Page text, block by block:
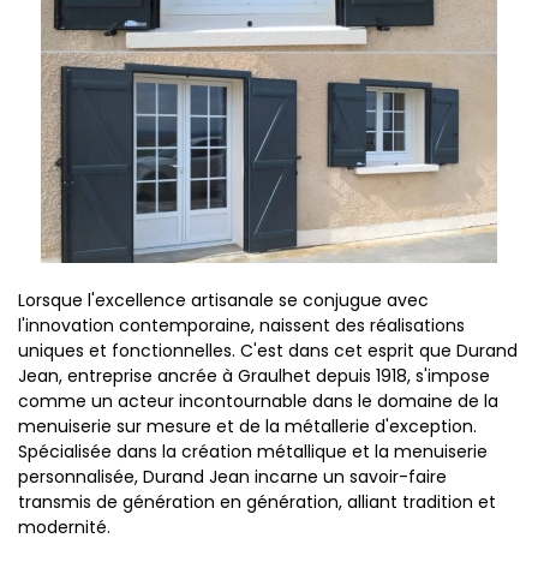
Lorsque l'excellence artisanale se conjugue avec
l'innovation contemporaine, naissent des réalisations
uniques et fonctionnelles. C'est dans cet esprit que Durand
Jean, entreprise ancrée à Graulhet depuis 1918, s'impose
comme un acteur incontournable dans le domaine de la
menuiserie sur mesure et de la métallerie d'exception.
Spécialisée dans la création métallique et la menuiserie
personnalisée, Durand Jean incarne un savoir-faire
transmis de génération en génération, alliant tradition et
modernité.